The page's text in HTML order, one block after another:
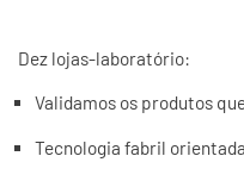
Dez lojas-laboratório:
Validamos os produtos
Tecnologia fabril